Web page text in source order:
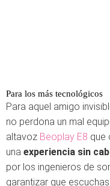
Para los más tecnológicos
Para aquel amigo
no perdona un mal
altavoz Beoplay E8 que
una experiencia sin
por los ingenieros de
garantizar que